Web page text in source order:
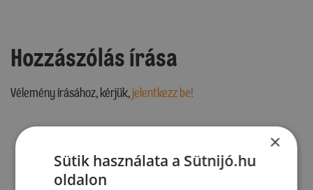
Hozzászólás írása
Vélemény írásához, kérjük,jelentkezz be!
RECEPTAJÁNLÓ
×
Sütik használata a Sütnijó.hu
oldalon